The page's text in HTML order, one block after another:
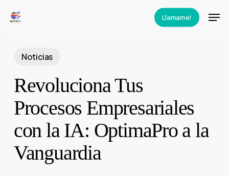
content
Llamame!
Noticias
Revoluciona Tus
Procesos Empresariales
con la IA: OptimaPro a la
Vanguardia